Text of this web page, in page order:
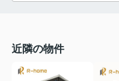
近隣の物件